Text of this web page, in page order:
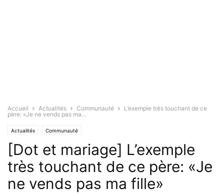
Accueil Actualités Communauté
L’exemple très touchant de ce
père: «Je ne vends pas ma...
Actualités Communauté
[Dot et mariage] L’exemple
très touchant de ce père: «Je
ne vends pas ma fille»